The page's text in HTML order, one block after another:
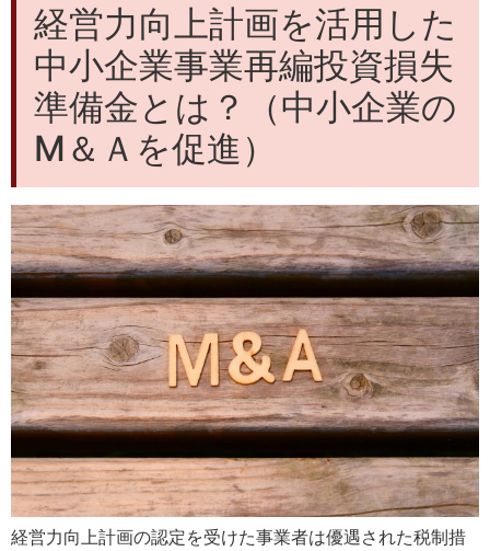
経営力向上計画を活用した
中小企業事業再編投資損失
準備金とは？（中小企業の
M＆Ａを促進）
経営力向上計画の認定を受けた事業者は優遇された税制措